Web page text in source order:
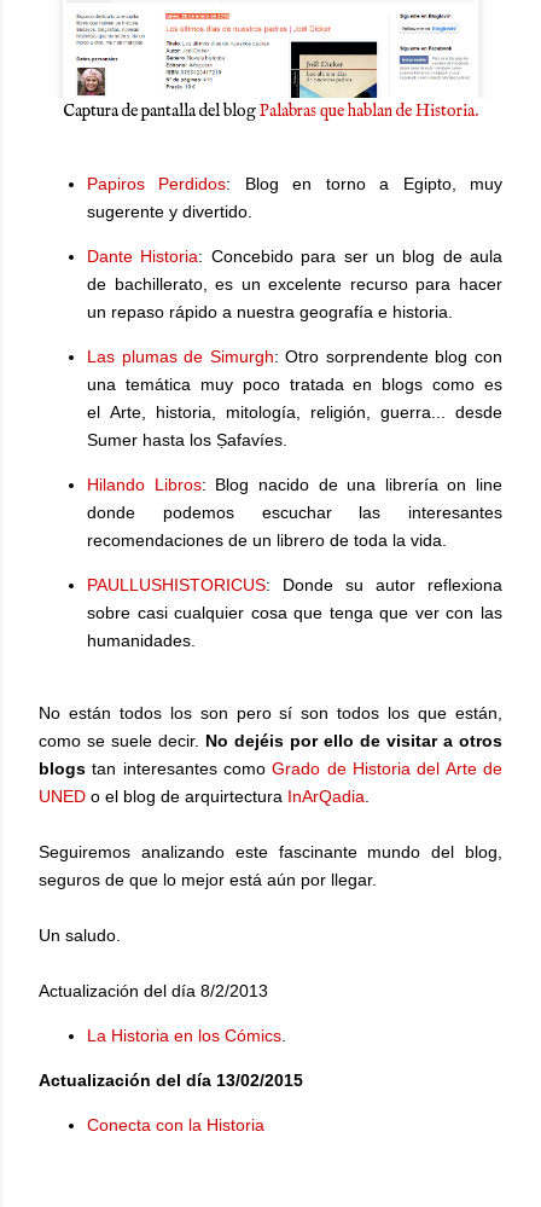
Captura de pantalla del blogPalabras que hablan de Historia.
Papiros Perdidos: Blog en torno a Egipto, muy
sugerente y divertido.
Dante Historia: Concebido para ser un blog de aula
de bachillerato, es un excelente recurso para hacer
un repaso rápido a nuestra geografía e historia.
Las plumas de Simurgh: Otro sorprendente blog con
una temática muy poco tratada en blogs como es
el Arte, historia, mitología, religión, guerra... desde
Sumer hasta los Ṣafavíes.
Hilando Libros: Blog nacido de una librería on line
donde podemos escuchar las interesantes
recomendaciones de un librero de toda la vida.
PAULLUSHISTORICUS: Donde su autor reflexiona
sobre casi cualquier cosa que tenga que ver con las
humanidades.
No están todos los son pero sí son todos los que están,
como se suele decir. No dejéis por ello de visitar a otros
blogs tan interesantes comoGrado de Historia del Arte de
UNED o el blog de arquirtectura InArQadia
Seguiremos analizando este fascinante mundo del blog,
seguros de que lo mejor está aún por llegar.
Un saludo.
Actualización del día 8/2/2013
La Historia en los Cómics
Actualización del día 13/02/2015
Conecta con la Historia